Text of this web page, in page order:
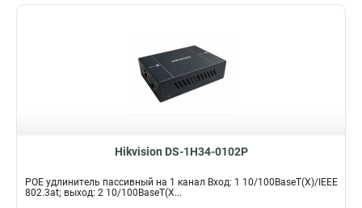
Hikvision DS-1H34-0102P
POE удлинитель пассивный на 1 канал Вход: 1 10/100BaseT(X)/IEEE
802.3at; выход: 2 10/100BaseT(X...